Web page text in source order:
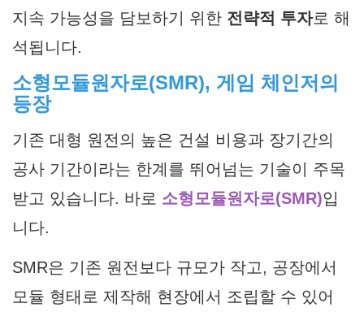
지속 가능성을 담보하기 위한 전략적 투자로 해
석됩니다.
소형모듈원자로(SMR), 게임 체인저의
등장
기존 대형 원전의 높은 건설 비용과 장기간의
공사 기간이라는 한계를 뛰어넘는 기술이 주목
받고 있습니다. 바로 소형모듈원자로(SMR)입
니다.
SMR은 기존 원전보다 규모가 작고, 공장에서
모듈 형태로 제작해 현장에서 조립할 수 있어